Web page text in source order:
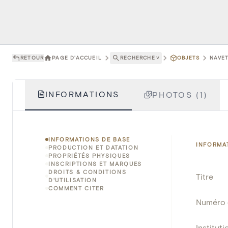
RETOUR PAGE D'ACCUEIL RECHERCHE ˅ OBJETS
INFORMATIONS PHOTOS (1)
INFORMATIONS DE BASE
PRODUCTION ET DATATION
PROPRIÉTÉS PHYSIQUES
INSCRIPTIONS ET MARQUES
DROITS & CONDITIONS
D'UTILISATION
COMMENT CITER
Titre